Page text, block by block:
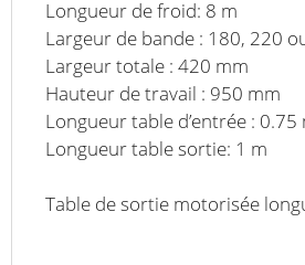
Longueur de froid: 8 m
Largeur de bande : 180, 220
Largeur totale : 420 mm
Hauteur de travail : 950 mm
Longueur table d’entrée : 0.75
Longueur table sortie: 1 m
Table de sortie motorisée